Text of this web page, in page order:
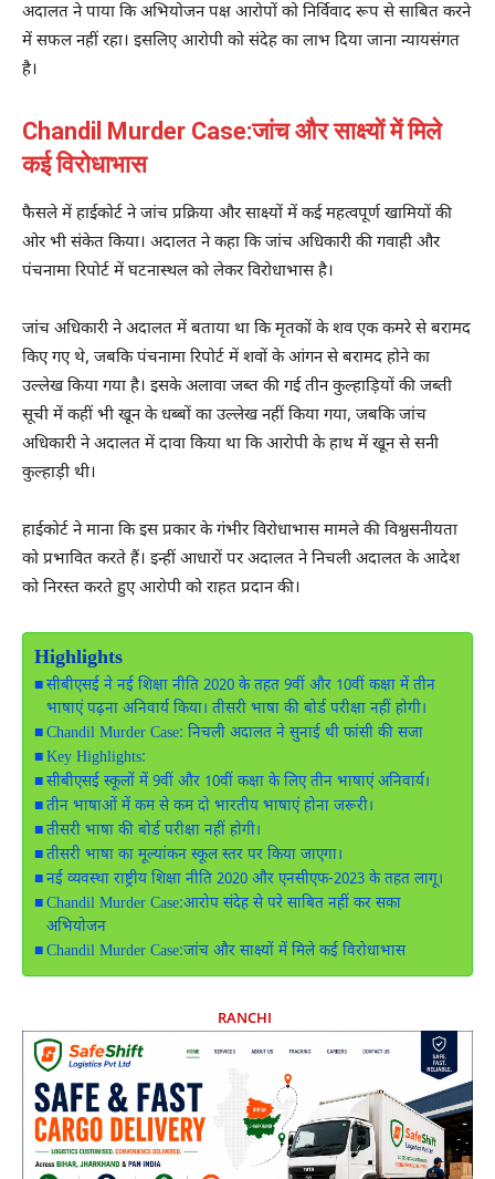
अदालत ने पाया कि अभियोजन पक्ष आरोपों को निर्विवाद रूप से साबित करने
में सफल नहीं रहा। इसलिए आरोपी को संदेह का लाभ दिया जाना न्यायसंगत
है।
Chandil Murder Case:जांच और साक्ष्यों में मिले
कई विरोधाभास
फैसले में हाईकोर्ट ने जांच प्रक्रिया और साक्ष्यों में कई महत्वपूर्ण खामियों की
ओर भी संकेत किया। अदालत ने कहा कि जांच अधिकारी की गवाही और
पंचनामा रिपोर्ट में घटनास्थल को लेकर विरोधाभास है।
जांच अधिकारी ने अदालत में बताया था कि मृतकों के शव एक कमरे से बरामद
किए गए थे, जबकि पंचनामा रिपोर्ट में शवों के आंगन से बरामद होने का
उल्लेख किया गया है। इसके अलावा जब्त की गई तीन कुल्हाड़ियों की जब्ती
सूची में कहीं भी खून के धब्बों का उल्लेख नहीं किया गया, जबकि जांच
अधिकारी ने अदालत में दावा किया था कि आरोपी के हाथ में खून से सनी
कुल्हाड़ी थी।
हाईकोर्ट ने माना कि इस प्रकार के गंभीर विरोधाभास मामले की विश्वसनीयता
को प्रभावित करते हैं। इन्हीं आधारों पर अदालत ने निचली अदालत के आदेश
को निरस्त करते हुए आरोपी को राहत प्रदान की।
Highlights
सीबीएसई ने नई शिक्षा नीति 2020 के तहत 9वीं और 10वीं कक्षा में तीन
भाषाएं पढ़ना अनिवार्य किया। तीसरी भाषा की बोर्ड परीक्षा नहीं होगी।
Chandil Murder Case: निचली अदालत ने सुनाई थी फांसी की सजा
Key Highlights:
सीबीएसई स्कूलों में 9वीं और 10वीं कक्षा के लिए तीन भाषाएं अनिवार्य।
तीन भाषाओं में कम से कम दो भारतीय भाषाएं होना जरूरी।
तीसरी भाषा की बोर्ड परीक्षा नहीं होगी।
तीसरी भाषा का मूल्यांकन स्कूल स्तर पर किया जाएगा।
नई व्यवस्था राष्ट्रीय शिक्षा नीति 2020 और एनसीएफ-2023 के तहत लागू।
Chandil Murder Case:आरोप संदेह से परे साबित नहीं कर सका
अभियोजन
Chandil Murder Case:जांच और साक्ष्यों में मिले कई विरोधाभास
RANCHI